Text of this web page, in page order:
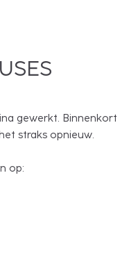
gewerkt. Binnenkort
straks opnieuw.
op: